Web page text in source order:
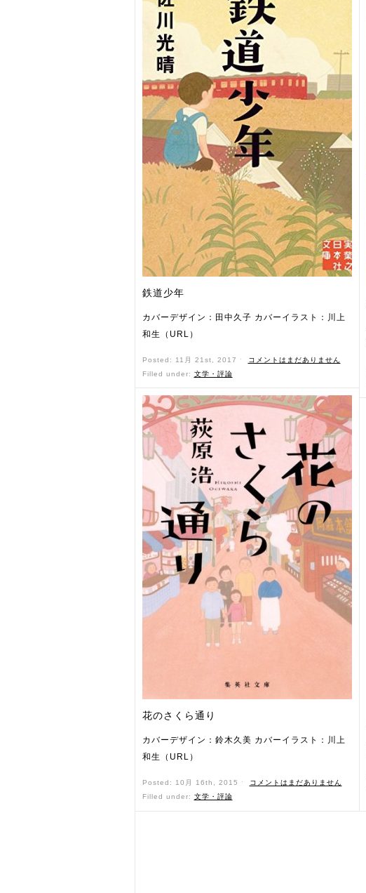
鉄道少年
カバーデザイン：田中久子 カバーイラスト：川上
和生（URL）
Posted: 11月 21st, 2017 ˑ
コメントはまだありません
Filled under: 文学・評論
花のさくら通り
カバーデザイン：鈴木久美 カバーイラスト：川上
和生（URL）
Posted: 10月 16th, 2015 ˑ
コメントはまだありません
Filled under: 文学・評論